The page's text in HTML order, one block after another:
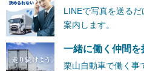
LINEで写真を送る
案内します。
一緒に働く仲間を
栗山自動車で働く事